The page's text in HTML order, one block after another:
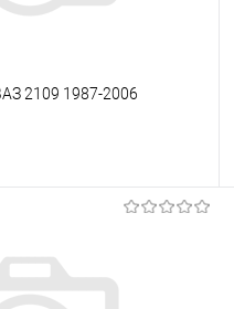
2109 1987-2006
Сравнение